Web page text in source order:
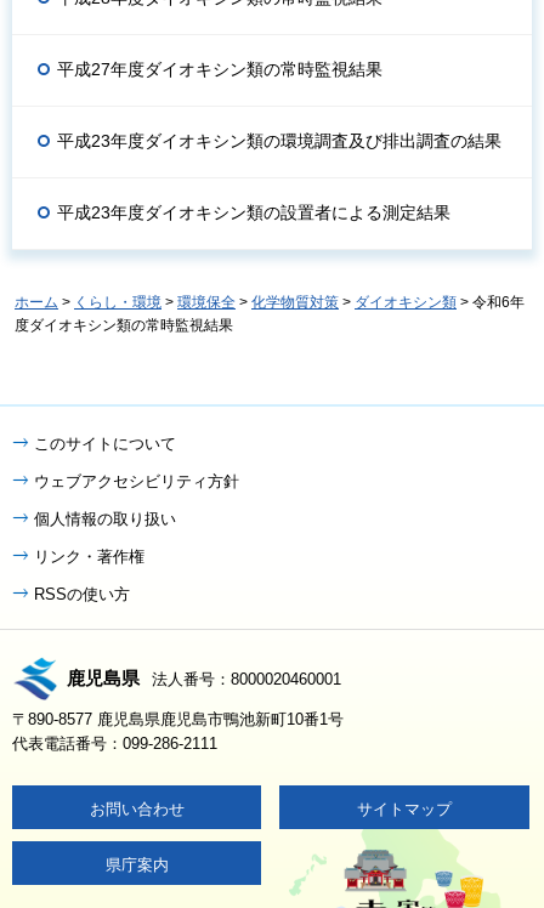
平成27年度ダイオキシン類の常時監視結果
平成23年度ダイオキシン類の環境調査及び排出調査の結果
平成23年度ダイオキシン類の設置者による測定結果
ホーム > くらし・環境 > 環境保全 > 化学物質対策 > ダイオキシン類 > 令和6年
度ダイオキシン類の常時監視結果
このサイトについて
ウェブアクセシビリティ方針
個人情報の取り扱い
リンク・著作権
RSSの使い方
鹿児島県 法人番号：8000020460001
〒890-8577 鹿児島県鹿児島市鴨池新町10番1号
代表電話番号：099-286-2111
お問い合わせ サイトマップ
県庁案内